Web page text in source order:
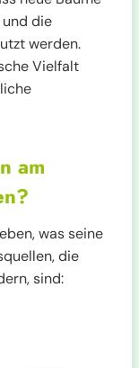
die
werden.
Vielfalt
am
was seine
die
sind: